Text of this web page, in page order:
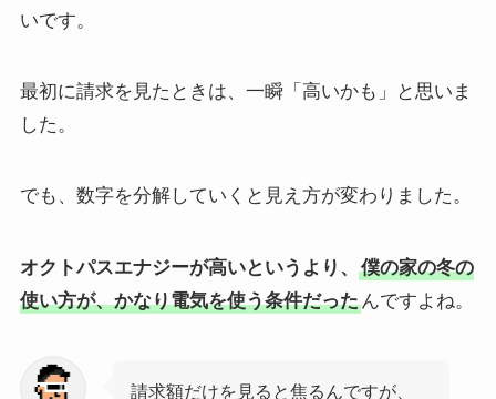
いです。
最初に請求を見たときは、一瞬「高いかも」と思いま
した。
でも、数字を分解していくと見え方が変わりました。
オクトパスエナジーが高いというより、
僕の家の冬の
使い方が、かなり電気を使う条件だったんですよね。
請求額だけを見ると焦るんですが、